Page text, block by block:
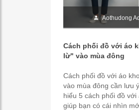
Aothudong
Cách phối đồ với áo
lừ" vào mùa đông
Cách phối đồ với áo
vào mùa đông cần lưu
hiểu 5 cách phối đồ
giúp bạn có cái nhìn